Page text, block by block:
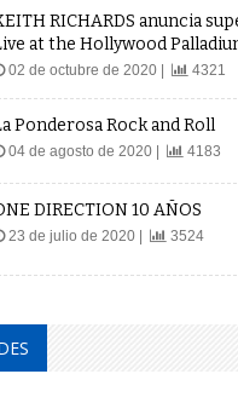
RICHARDS anuncia
at the Hollywood
02 de octubre de 2020 | 4321
Ponderosa Rock and Roll
04 de agosto de 2020 | 4183
DIRECTION 10 AÑOS
23 de julio de 2020 | 3524